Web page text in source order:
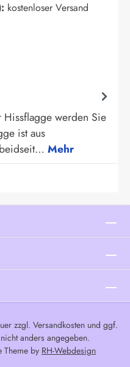
kostenloser Versand
werden Sie
ist aus
Mehr
zzgl. Versandkostenund ggf.
anders angegeben.
by RH-Webdesign